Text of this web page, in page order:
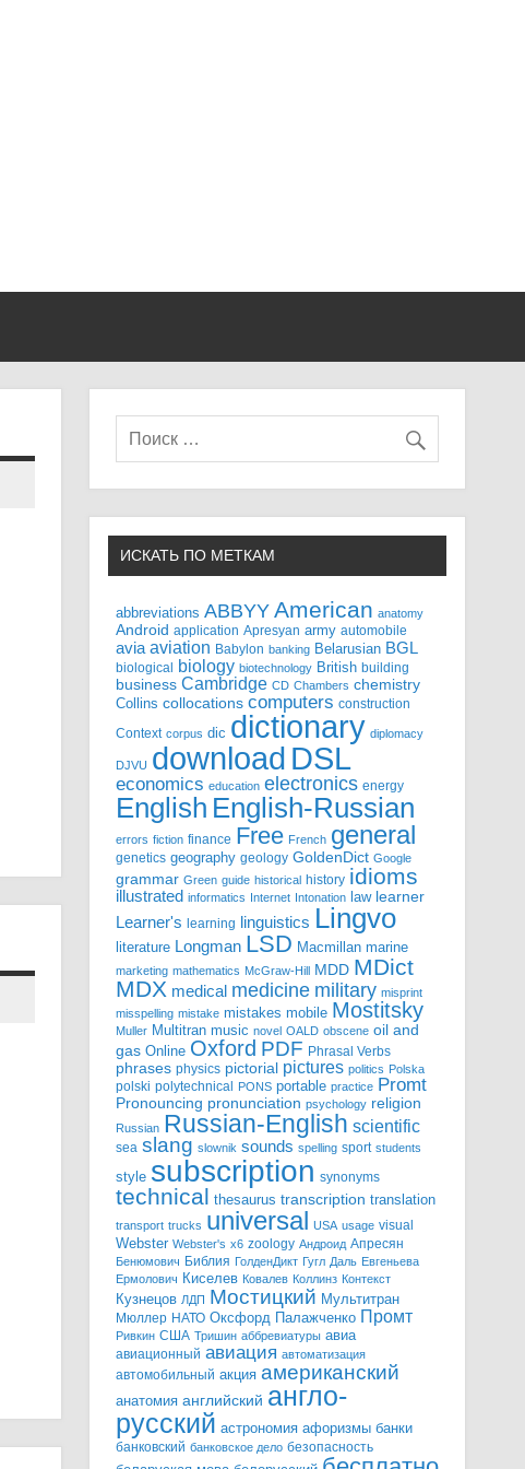
ИСКАТЬ ПО МЕТКАМ
abbreviations ABBYY American anatomy
Android application Apresyan army automobile
avia aviation Babylon banking Belarusian BGL
biological biology biotechnology British building
business Cambridge CD Chambers chemistry
Collins collocations computers construction
Context corpus dic dictionary diplomacy
DJVU download DSL
economics education electronics energy
English English-Russian
errors fiction finance Free French general
genetics geography geology GoldenDict Google
grammar Green guide historical history idioms
illustrated informatics Internet Intonation law learner
Learner's learning linguistics Lingvo
literature Longman LSD Macmillan marine
marketing mathematics McGraw-Hill MDD MDict
MDX medical medicine military misprint
misspelling mistake mistakes mobile Mostitsky
Muller Multitran music novel OALD obscene oil and
gas Online Oxford PDF Phrasal Verbs
phrases physics pictorial pictures politics Polska
polski polytechnical PONS portable practice Promt
Pronouncing pronunciation psychology religion
Russian Russian-English scientific
sea slang slownik sounds spelling sport students
style subscription synonyms
technical thesaurus transcription translation
transport trucks universal USA usage visual
Webster Webster's x6 zoology Андроид Апресян
Бенюмович Библия ГолденДикт Гугл Даль Евгеньева
Ермолович Киселев Ковалев Коллинз Контекст
Кузнецов ЛДП Мостицкий Мультитран
Мюллер НАТО Оксфорд Палажченко Промт
Ривкин США Тришин аббревиатуры авиа
авиационный авиация автоматизация
автомобильный акция американский
анатомия английский англо-
русский астрономия афоризмы банки
банковский банковское дело безопасность